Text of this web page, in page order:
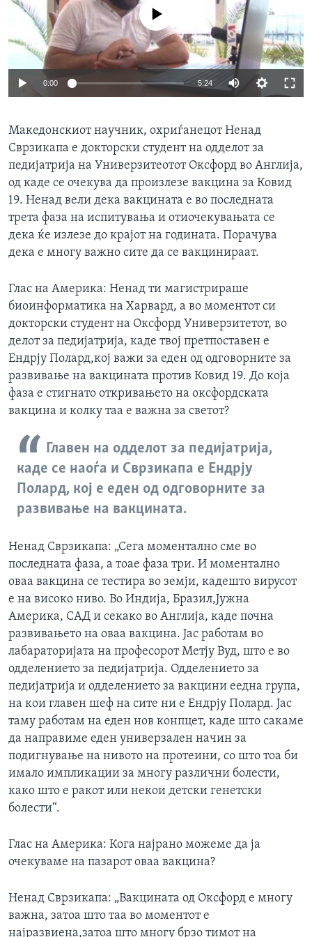
ИНТЕРВЈУА
Јазици
No media source currently available
0:00 5:24
Македонскиот научник, охриѓанецот Ненад
Сврзикапа е докторски студент на одделот за
педијатрија на Универзитеотот Оксфорд во Англија,
од каде се очекува да произлезе вакцина за Ковид
19. Ненад вели дека вакцината е во последната
трета фаза на испитувања и отиочекувањата се
дека ќе излезе до крајот на годината. Порачува
дека е многу важно сите да се вакцинираат.
Глас на Америка: Ненад ти магистрираше
биоинформатика на Харвард, а во моментот си
докторски студент на Оксфорд Универзитетот, во
делот за педијатрија, каде твој претпоставен е
Ендрју Полард,кој важи за еден од одговорните за
развивање на вакцината против Ковид 19. До која
фаза е стигнато откривањето на оксфордската
вакцина и колку таа е важна за светот?
Главен на одделот за педијатрија,
каде се наоѓа и Сврзикапа е Ендрју
Полард, кој е еден од одговорните за
развивање на вакцината.
Ненад Сврзикапа: „Сега моментално сме во
последната фаза, а тоае фаза три. И моментално
оваа вакцина се тестира во земји, кадешто вирусот
е на високо ниво. Во Индија, Бразил,Јужна
Америка, САД и секако во Англија, каде почна
развивањето на оваа вакцина. Јас работам во
лабараторијата на професорот Метју Вуд, што е во
одделението за педијатрија. Одделението за
педијатрија и одделението за вакцини еедна група,
на кои главен шеф на сите ни е Ендрју Полард. Јас
таму работам на еден нов конпцет, каде штo сакаме
да направиме еден универзален начин за
подигнување на нивото на протеини, со што тоа би
имало импликации за многу различни болести,
како што е ракот или некои детски генетски
болести“.
Глас на Америка: Кога најрано можеме да ја
очекуваме на пазарот оваа вакцина?
Ненад Сврзикапа: „Вакцината од Оксфорд е многу
важна, затоа што таа во моментот е
најразвиена,затоа што многу брзо тимот на